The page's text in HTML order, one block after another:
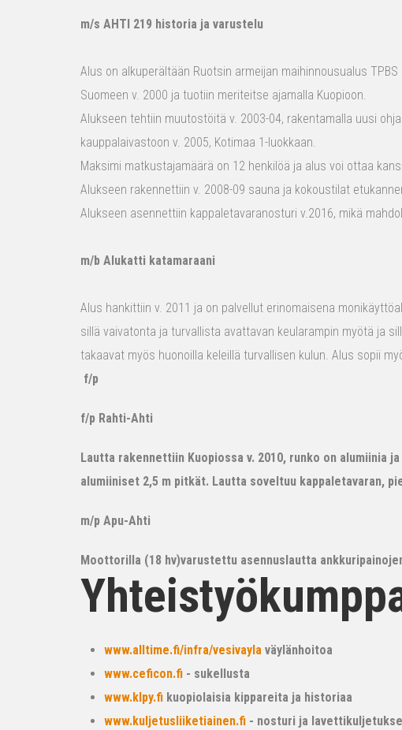
m/s AHTI 219 historia ja varustelu
Alus on alkuperältään Ruotsin armeijan maihinnousualus
Suomeen v. 2000 ja tuotiin meriteitse ajamalla Kuopioon.
Alukseen tehtiin muutostöitä v. 2003-04, rakentamalla uusi
kauppalaivastoon v. 2005, Kotimaa 1-luokkaan.
Maksimi matkustajamäärä on 12 henkilöä ja alus voi ottaa
Alukseen rakennettiin v. 2008-09 sauna ja kokoustilat
Alukseen asennettiin kappaletavaranosturi v.2016, mikä
m/b Alukatti katamaraani
Alus hankittiin v. 2011 ja on palvellut erinomaisena
sillä vaivatonta ja turvallista avattavan keularampin myötä ja
takaavat myös huonoilla keleillä turvallisen kulun. Alus sopii
f/p
f/p Rahti-Ahti
Lautta rakennettiin Kuopiossa v. 2010, runko on alumiinia
alumiiniset 2,5 m pitkät. Lautta soveltuu kappaletavaran,
m/p Apu-Ahti
Moottorilla (18 hv)varustettu asennuslautta
www.alltime.fi/infra/vesivayla väylänhoitoa
www.ceficon.fi - sukellusta
www.klpy.fi kuopiolaisia kippareita ja historiaa
www.kuljetusliiketiainen.fi - nosturi ja